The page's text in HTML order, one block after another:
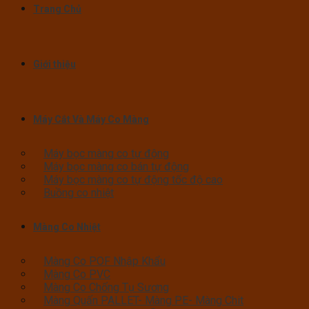
Trang Chủ
Giới thiệu
Máy Cắt Và Máy Co Màng
Máy bọc màng co tự động
Máy bọc màng co bán tự động
Máy bọc màng co tự động tốc độ cao
Buồng co nhiệt
Màng Co Nhiệt
Màng Co POF Nhập Khẩu
Màng Co PVC
Màng Co Chống Tụ Sương
Màng Quấn PALLET- Màng PE- Màng Chit